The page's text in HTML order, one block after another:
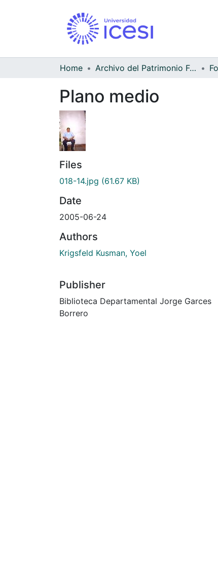
Home Archivo del Patrimonio Fotográfico y Fílmico del Valle del Cauca
Plano medio
Files
018-14.jpg (61.67 KB)
Date
2005-06-24
Authors
Krigsfeld Kusman, Yoel
Publisher
Biblioteca Departamental Jorge Garces
Borrero